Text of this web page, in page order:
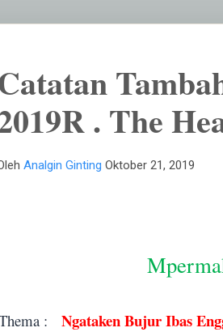
. The
Analgin Ginting Oktober 21, 2019
: Ngataken Bujur Ibas